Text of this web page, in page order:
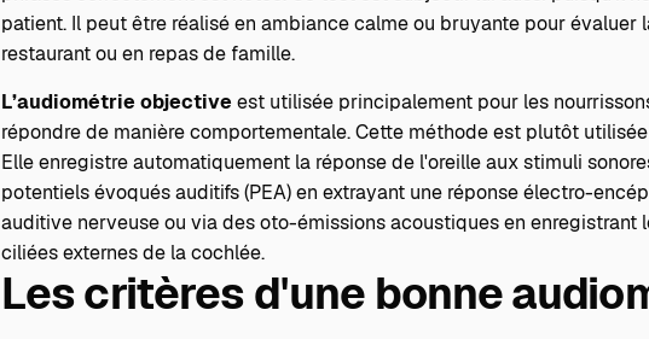
patient. Il peut être réalisé en ambiance calme ou bruyante pour évaluer
restaurant ou en repas de famille.
L’audiométrie objectiveest utilisée principalement pour les
répondre de manière comportementale. Cette méthode est plutôt
Elle enregistre automatiquement la réponse de l'oreille aux stimuli
potentiels évoqués auditifs (PEA) en extrayant une réponse électro-
auditive nerveuse ou via des oto-émissions acoustiques en enregistrant
ciliées externes de la cochlée.
Les critères d'une bonne